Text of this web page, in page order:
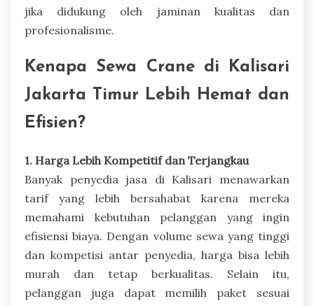
jika didukung oleh jaminan kualitas dan
profesionalisme.
Kenapa Sewa Crane di Kalisari
Jakarta Timur Lebih Hemat dan
Efisien?
1. Harga Lebih Kompetitif dan Terjangkau
Banyak penyedia jasa di Kalisari menawarkan
tarif yang lebih bersahabat karena mereka
memahami kebutuhan pelanggan yang ingin
efisiensi biaya. Dengan volume sewa yang tinggi
dan kompetisi antar penyedia, harga bisa lebih
murah dan tetap berkualitas. Selain itu,
pelanggan juga dapat memilih paket sesuai